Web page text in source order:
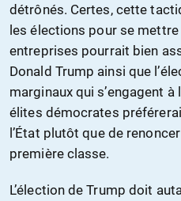
détrônés. Certes, cette
les élections pour se
entreprises pourrait bien
Donald Trump ainsi que
marginaux qui s’engagent
élites démocrates
l’État plutôt que de
première classe.
L’élection de Trump doit